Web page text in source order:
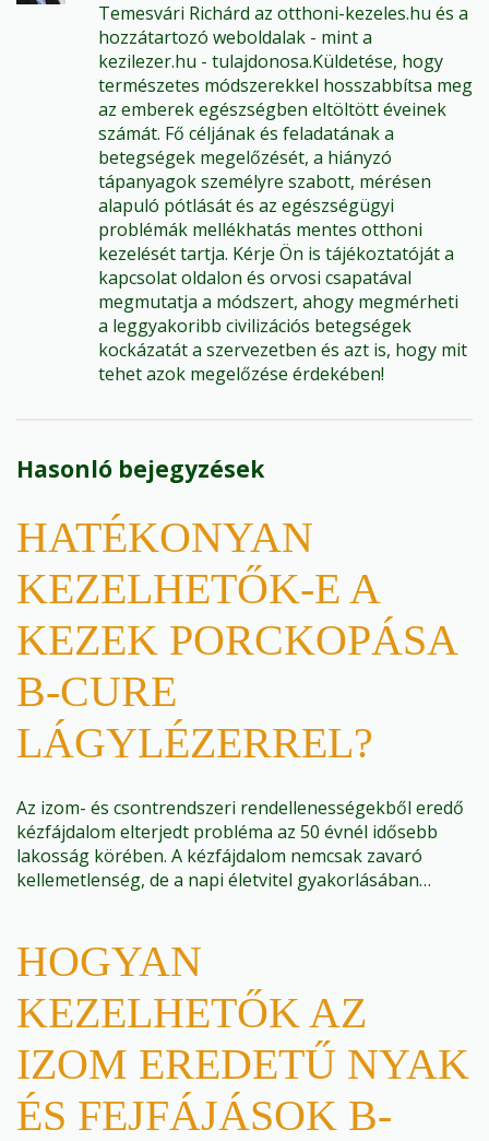
Temesvári Richárd az otthoni-kezeles.hu és a
hozzátartozó weboldalak - mint a
kezilezer.hu - tulajdonosa.Küldetése, hogy
természetes módszerekkel hosszabbítsa meg
az emberek egészségben eltöltött éveinek
számát. Fő céljának és feladatának a
betegségek megelőzését, a hiányzó
tápanyagok személyre szabott, mérésen
alapuló pótlását és az egészségügyi
problémák mellékhatás mentes otthoni
kezelését tartja. Kérje Ön is tájékoztatóját a
kapcsolat oldalon és orvosi csapatával
megmutatja a módszert, ahogy megmérheti
a leggyakoribb civilizációs betegségek
kockázatát a szervezetben és azt is, hogy mit
tehet azok megelőzése érdekében!
Hasonló bejegyzések
HATÉKONYAN
KEZELHETŐK-E A
KEZEK PORCKOPÁSA
B-CURE
LÁGYLÉZERREL?
Az izom- és csontrendszeri rendellenességekből eredő
kézfájdalom elterjedt probléma az 50 évnél idősebb
lakosság körében. A kézfájdalom nemcsak zavaró
kellemetlenség, de a napi életvitel gyakorlásában…
HOGYAN
KEZELHETŐK AZ
IZOM EREDETŰ NYAK
ÉS FEJFÁJÁSOK B-